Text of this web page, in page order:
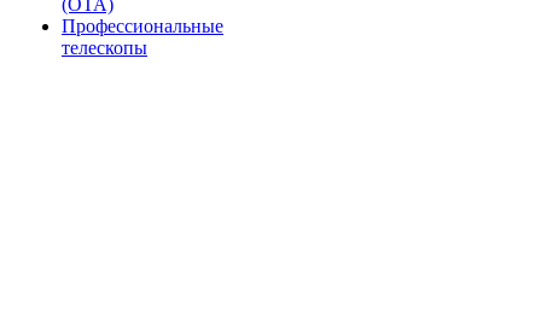
(OTA)
Профессиональные
телескопы